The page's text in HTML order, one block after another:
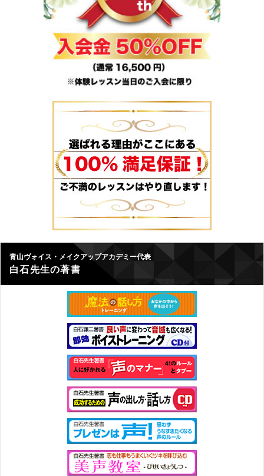
青山ヴォイス・メイクアップアカデミー代表
白石先生の著書